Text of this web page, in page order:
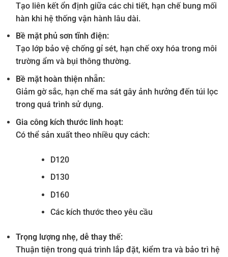
Tạo liên kết ổn định giữa các chi tiết, hạn chế bung mối
hàn khi hệ thống vận hành lâu dài.
Bề mặt phủ sơn tĩnh điện:
Tạo lớp bảo vệ chống gỉ sét, hạn chế oxy hóa trong môi
trường ẩm và bụi thông thường.
Bề mặt hoàn thiện nhẵn:
Giảm gờ sắc, hạn chế ma sát gây ảnh hưởng đến túi lọc
trong quá trình sử dụng.
Gia công kích thước linh hoạt:
Có thể sản xuất theo nhiều quy cách:
D120
D130
D160
Các kích thước theo yêu cầu
Trọng lượng nhẹ, dễ thay thế:
Thuận tiện trong quá trình lắp đặt, kiểm tra và bảo trì hệ